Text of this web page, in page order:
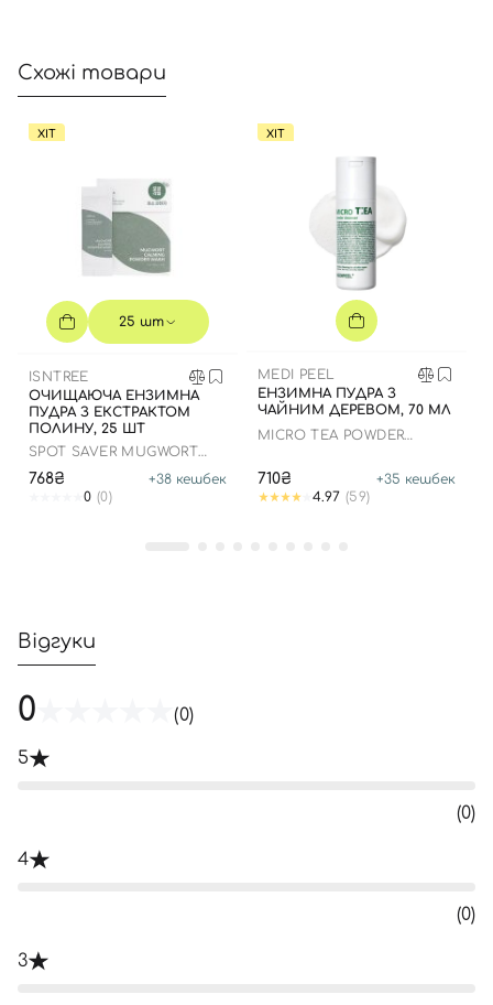
Схожі товари
ХІТ
25 шт
ISNTREE
ОЧИЩАЮЧА ЕНЗИМНА
ПУДРА З ЕКСТРАКТОМ
ПОЛИНУ, 25 ШТ
SPOT SAVER MUGWORT
768₴ +38 кешбек
0 (0)
ХІТ
MEDI PEEL
ЕНЗИМНА ПУДРА З
ЧАЙНИМ ДЕРЕВОМ, 70 МЛ
MICRO TEA POWDER
710₴ +35 кешбек
4.97 (59)
Відгуки
0 (0)
5
(0)
4
(0)
3